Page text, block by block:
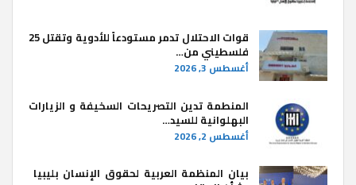
قوات الاحتلال تدمر مستودعاً للأدوية وتقتل 25
فلسطيني من…
أغسطس 3, 2026
المنطمة تدين التصريحات السخيفة و الزيارات
البهلوانية للسيد…
أغسطس 2, 2026
بيان المنظمة العربية لحقوق الإنسان بليبيا ​